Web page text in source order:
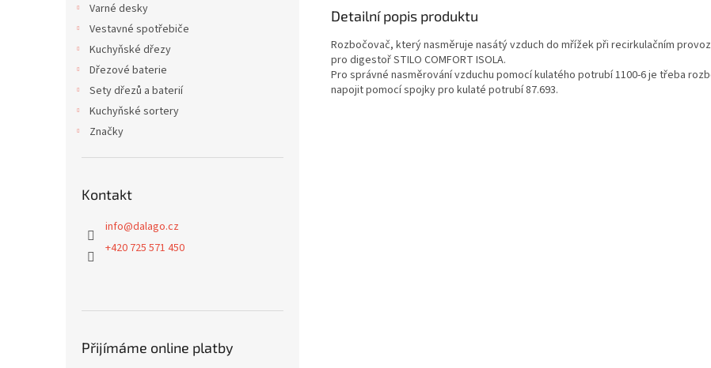
Varné desky
Vestavné spotřebiče
Kuchyňské dřezy
Dřezové baterie
Sety dřezů a baterií
Kuchyňské sortery
Značky
Kontakt
info@dalago.cz
+420 725 571 450
Přijímáme online platby
Detailní popis produktu
Rozbočovač, který nasměruje nasátý vzduch do mřížek při recirkulačním
pro digestoř STILO COMFORT ISOLA.
Pro správné nasměrování vzduchu pomocí kulatého potrubí 1100-6 je třeba
napojit pomocí spojky pro kulaté potrubí 87.693.